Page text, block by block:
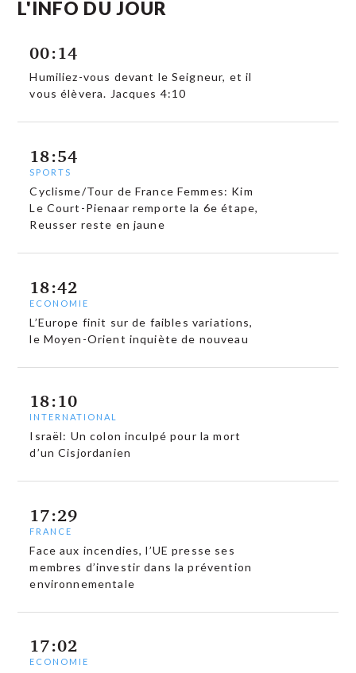
L'INFO DU JOUR
00:14
Humiliez-vous devant le Seigneur, et il
vous élèvera. Jacques 4:10
18:54
SPORTS
Cyclisme/Tour de France Femmes: Kim
Le Court-Pienaar remporte la 6e étape,
Reusser reste en jaune
18:42
ECONOMIE
L’Europe finit sur de faibles variations,
le Moyen-Orient inquiète de nouveau
18:10
INTERNATIONAL
Israël: Un colon inculpé pour la mort
d’un Cisjordanien
17:29
FRANCE
Face aux incendies, l’UE presse ses
membres d’investir dans la prévention
environnementale
17:02
ECONOMIE